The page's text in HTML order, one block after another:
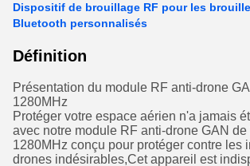
Dispositif de brouillage RF pour les
Bluetooth personnalisés
Définition
Présentation du module RF anti-drone
1280MHz
Protéger votre espace aérien n'a jamais
avec notre module RF anti-drone GAN de
1280MHz conçu pour protéger contre les
drones indésirables,Cet appareil est